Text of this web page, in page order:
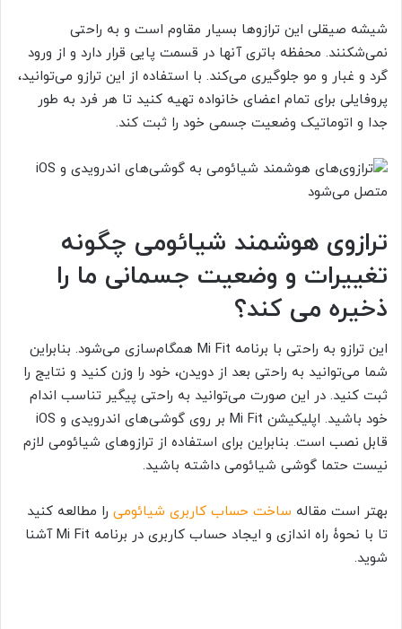
شیشه صیقلی این ترازوها بسیار مقاوم است و به راحتی
نمی‌شکنند. محفظه باتری آنها در قسمت پایی قرار دارد و از ورود
گرد و غبار و مو جلوگیری می‌کند. با استفاده از این ترازو می‌توانید،
پروفایلی برای تمام اعضای خانواده تهیه کنید تا هر فرد به طور
جدا و اتوماتیک وضعیت جسمی خود را ثبت کند.
ترازوی هوشمند شیائومی چگونه
تغییرات و وضعیت جسمانی ما را
ذخیره می کند؟
این ترازو به راحتی با برنامه Mi Fit
همگام‌سازی می‌شود. بنابراین
شما می‌توانید به راحتی بعد از دویدن، خود را وزن کنید و نتایج را
ثبت کنید. در این صورت می‌توانید به راحتی پیگیر تناسب اندام
خود باشید. اپلیکیشن
Mi Fit بر روی گوشی‌های اندرویدی و iOS
قابل نصب است. بنابراین برای استفاده از ترازوهای شیائومی لازم
نیست حتما گوشی شیائومی داشته باشید.
بهتر است مقاله ساخت حساب کاربری شیائومی را مطالعه کنید
تا با نحوۀ راه اندازی و ایجاد حساب کاربری در برنامه Mi Fit آشنا
شوید.